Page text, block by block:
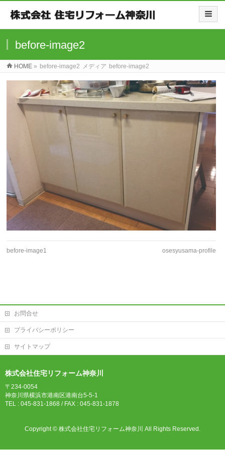
before-image2
HOME » before-image2 メディア before-image2
before-image1 osesyusama-profile
お問合せ
プライバシーポリシー
サイトマップ
株式会社住宅リフォーム神奈川
〒234-0054
神奈川県横浜市港南区港南台5-5-1
TEL : 045-831-1868 / FAX : 045-831-1878
Copyright © 株式会社住宅リフォーム神奈川 All Rights Reserved.